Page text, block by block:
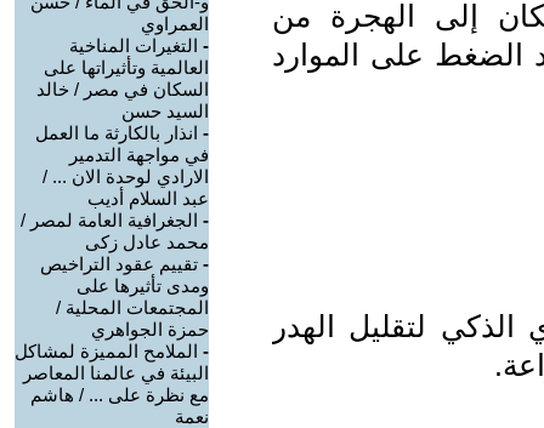
إلى الهجرة من
الضغط على الموارد
لتقليل الهدر
العمراوي
- التغيرات المناخية
العالمية وتأثيراتها على
السكان في مصر / خالد
السيد حسن
- انذار بالكارثة ما العمل
في مواجهة التدمير
الارادي لوحدة الان ... /
عبد السلام أديب
- الجغرافية العامة لمصر /
محمد عادل زكى
- تقييم عقود التراخيص
ومدى تأثيرها على
المجتمعات المحلية /
حمزة الجواهري
- الملامح المميزة لمشاكل
البيئة في عالمنا المعاصر
مع نظرة على ... / هاشم
نعمة